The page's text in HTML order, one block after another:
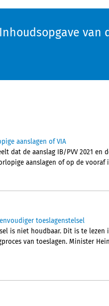
Inhoudsopgave van
aanslagen of VIA
dat de aanslag IB/PVV 2021
aanslagen of op de vooraf
toeslagenstelsel
is niet houdbaar. Dit is te
van toeslagen. Minister